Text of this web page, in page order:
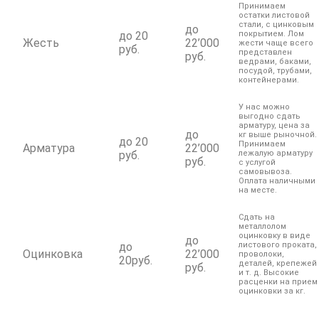
Жесть
до 20
руб.
до
22’000
руб.
Принимаем
остатки листовой
стали, с цинковым
покрытием. Лом
жести чаще всего
представлен
ведрами, баками,
посудой, трубами,
контейнерами.
Арматура
до 20
руб.
до
22’000
руб.
У нас можно
выгодно сдать
арматуру, цена за
кг выше рыночной.
Принимаем
лежалую арматуру
с услугой
самовывоза.
Оплата наличными
на месте.
Оцинковка
до
20руб.
до
22’000
руб.
Сдать на
металлолом
оцинковку в виде
листового проката,
проволоки,
деталей, крепежей
и т. д. Высокие
расценки на прием
оцинковки за кг.